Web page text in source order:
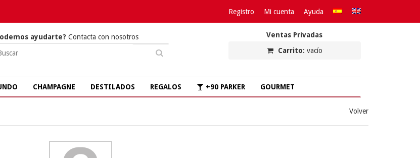
Registro Mi cuenta Ayuda
Ventas Privadas
Carrito: vacío
ayudarte? Contacta con nosotros
CHAMPAGNE DESTILADOS REGALOS +90 PARKER GOURMET
Volver